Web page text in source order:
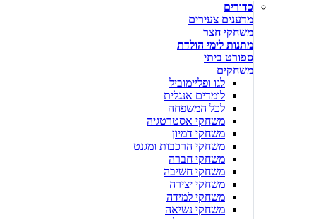
כדורים
מדענים צעירים
משחקי חצר
מתנות לימי הולדת
ספורט ביתי
משחקים
לגו ופליימוביל
לומדים אנגלית
לכל המשפחה
משחקי אסטרטגיה
משחקי דמיון
משחקי הרכבות ומגנט
משחקי חברה
משחקי חשיבה
משחקי יצירה
משחקי למידה
משחקי נשיאה